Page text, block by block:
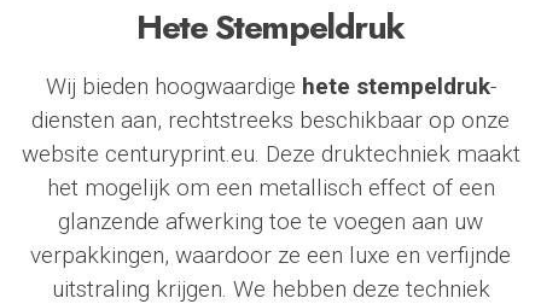
Hete Stempeldruk
Wij bieden hoogwaardige hete stempeldruk-
diensten aan, rechtstreeks beschikbaar op onze
website centuryprint.eu . Deze druktechniek maakt
het mogelijk om een metallisch effect of een
glanzende afwerking toe te voegen aan uw
verpakkingen, waardoor ze een luxe en verfijnde
uitstraling krijgen. We hebben deze techniek